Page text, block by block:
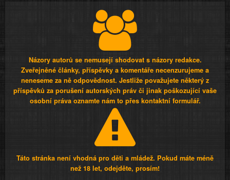
Názory autorů se nemusejí shodovat s názory redakce.
Zveřejněné články, příspěvky a komentáře necenzurujeme a
neneseme za ně odpovědnost. Jestliže považujete některý z
příspěvků za porušení autorských práv či jinak poškozující vaše
osobní práva oznamte nám to přes kontaktní formulář.
Táto stránka není vhodná pro děti a mládež. Pokud máte méně
než 18 let, odejděte, prosím!